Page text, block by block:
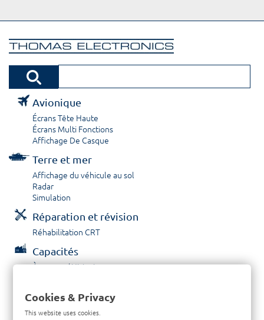
Avionique
Écrans Tête Haute
Écrans Multi Fonctions
Affichage De Casque
Terre et mer
Affichage du véhicule au sol
Radar
Simulation
Réparation et révision
Réhabilitation CRT
Capacités
À propos / Historique
Contactez nous
Cookies & Privacy
This website uses cookies.